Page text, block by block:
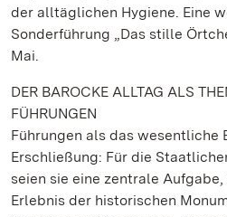
der alltäglichen Hygiene. Eine
Sonderführung „Das stille
Mai.
DER BAROCKE ALLTAG ALS
FÜHRUNGEN
Führungen als das wesentliche
Erschließung: Für die
seien sie eine zentrale
Erlebnis der historischen